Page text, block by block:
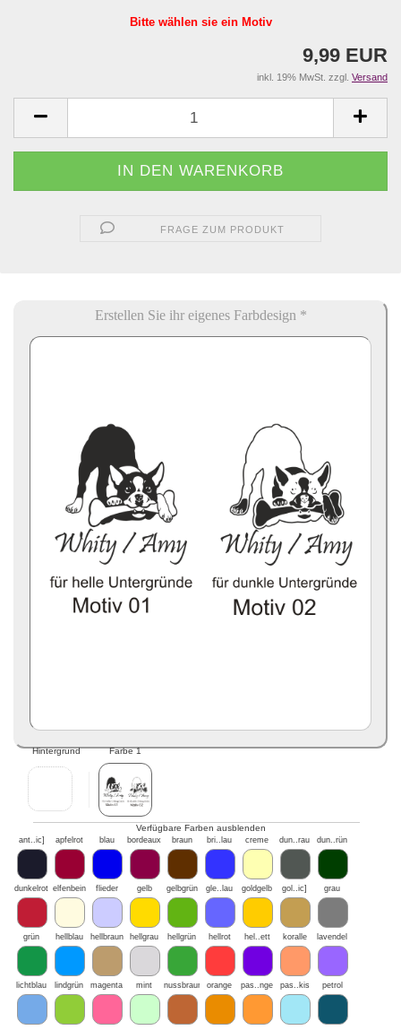
Bitte wählen sie ein Motiv
9,99 EUR
inkl. 19% MwSt. zzgl. Versand
FRAGE ZUM PRODUKT
Erstellen Sie ihr eigenes Farbdesign *
Hintergrund Farbe 1
Verfügbare Farben ausblenden
ant..ic] apfelrot blau bordeaux braun bri..lau creme dun..rau dun..rün
dunkelrot elfenbein flieder gelb gelbgrün gle..lau goldgelb gol..ic] grau
grün hellblau hellbraun hellgrau hellgrün hellrot hel..ett koralle lavendel
lichtblau lindgrün magenta mint nussbraun orange pas..nge pas..kis petrol